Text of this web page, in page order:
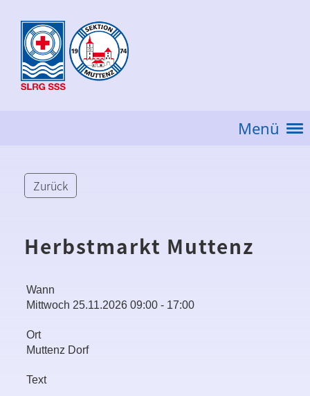
Menü
Zurück
Herbstmarkt Muttenz
Wann
Mittwoch 25.11.2026 09:00 - 17:00
Ort
Muttenz Dorf
Text